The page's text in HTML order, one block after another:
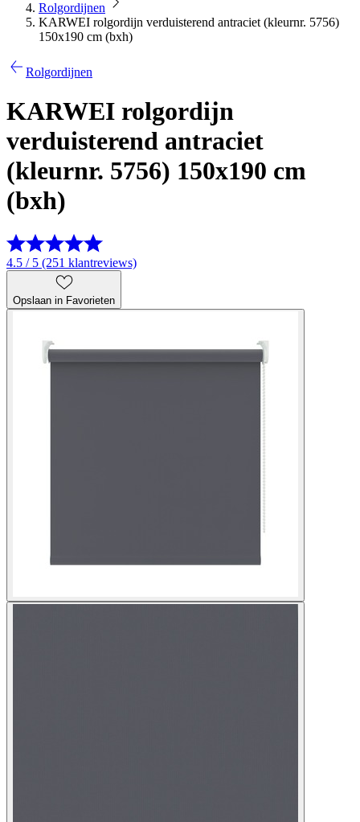
Rolgordijnen
KARWEI rolgordijn verduisterend antraciet (kleurnr. 5756)
150x190 cm (bxh)
Rolgordijnen
KARWEI rolgordijn
verduisterend antraciet
(kleurnr. 5756) 150x190 cm
(bxh)
4.5 / 5 (251 klantreviews)
Opslaan in Favorieten